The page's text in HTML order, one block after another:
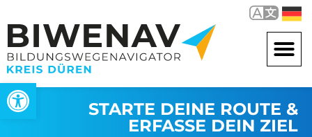
Werkzeugleiste öffnen
STARTE DEINE ROUTE &
ERFASSE DEIN ZIEL